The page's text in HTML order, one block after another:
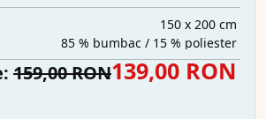
150 x 200 cm
85 % bumbac / 15 % poliester
159,00 RON139,00 RON